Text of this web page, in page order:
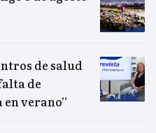
de salud
de
verano”